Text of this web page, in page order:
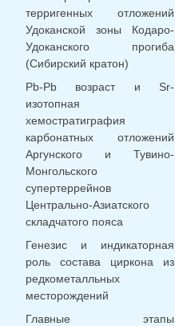
терригенных отложений
Удоканской зоны Кодаро-
Удоканского прогиба
(Сибирский кратон)
Pb-Pb возраст и Sr-
изотопная
хемостратиграфия
карбонатных отложений
Аргунского и Тувино-
Монгольского
супертеррейнов
Центрально-Азиатского
складчатого пояса
Генезис и индикаторная
роль состава циркона из
редкометалльных
месторождений
Главные этапы